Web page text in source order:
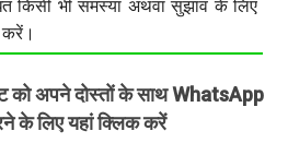
किसी भी समस्या अथवा सुझाव के लिए
को अपने दोस्तों के साथ WhatsApp
के लिए यहां क्लिक करें